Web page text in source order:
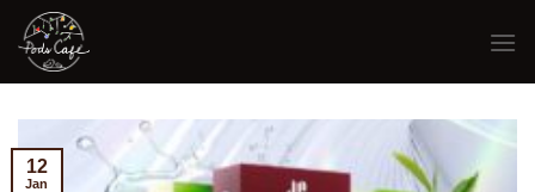
Skip
content
12
Jan